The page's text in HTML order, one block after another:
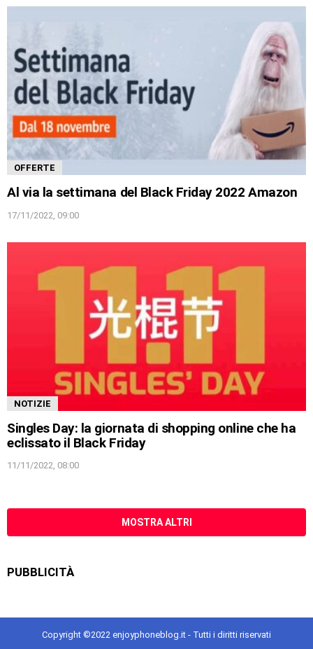
OFFERTE
Al via la settimana del Black Friday 2022 Amazon
17/11/2022, 09:00
NOTIZIE
Singles Day: la giornata di shopping online che ha
eclissato il Black Friday
11/11/2022, 08:00
MOSTRA ALTRI
PUBBLICITÀ
Copyright ©2022 enjoyphoneblog.it - Tutti i diritti riservati